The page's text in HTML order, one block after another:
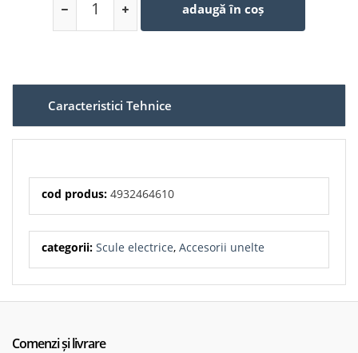
adaugă în coș
Caracteristici Tehnice
cod produs: 4932464610
categorii: Scule electrice, Accesorii unelte
Comenzi și livrare